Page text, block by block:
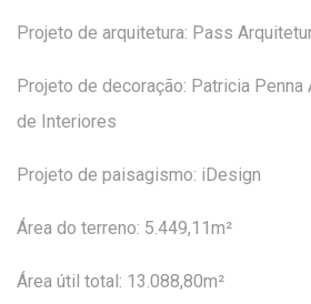
Projeto de arquitetura: Pass
Projeto de decoração: Patricia Penna
de Interiores
Projeto de paisagismo: iDesign
Área do terreno: 5.449,11m²
Área útil total: 13.088,80m²